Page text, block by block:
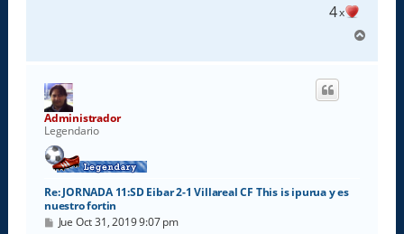
4x
r
Administrador
Legendario
Re: JORNADA 11:SD Eibar 2-1 Villareal CF This is ipurua y es
nuestro fortin
M
Jue Oct 31, 2019 9:07 pm